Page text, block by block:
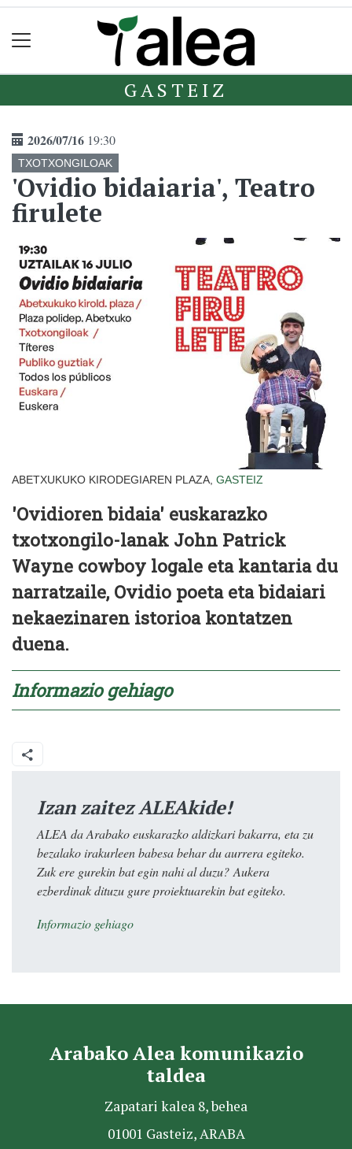
GASTEIZ
2026/07/16 19:30
TXOTXONGILOAK
'Ovidio bidaiaria', Teatro
firulete
ABETXUKUKO KIRODEGIAREN PLAZA, GASTEIZ
'Ovidioren bidaia' euskarazko
txotxongilo-lanak John Patrick
Wayne cowboy logale eta kantaria du
narratzaile, Ovidio poeta eta bidaiari
nekaezinaren istorioa kontatzen
duena.
Informazio gehiago
Izan zaitez ALEAkide!
ALEA da Arabako euskarazko aldizkari bakarra, eta zu
bezalako irakurleen babesa behar du aurrera egiteko.
Zuk ere gurekin bat egin nahi al duzu? Aukera
ezberdinak dituzu gure proiektuarekin bat egiteko.
Informazio gehiago
Arabako Alea komunikazio
taldea
Zapatari kalea 8, behea
01001 Gasteiz, ARABA